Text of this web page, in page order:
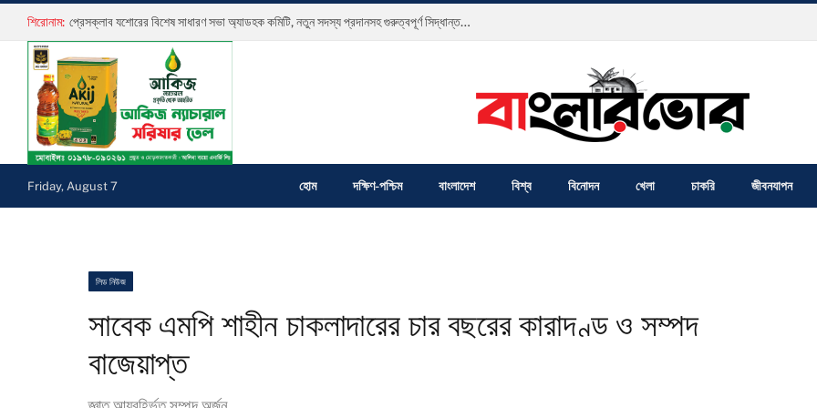
শিরোনাম: প্রেসক্লাব যশোরের বিশেষ সাধারণ সভা অ্যাডহক কমিটি, নতুন সদস্য প্রদানসহ গুরুত্বপূর্ণ সিদ্ধান্ত গৃহীত
Friday, August 7 হোম দক্ষিণ-পশ্চিম বাংলাদেশ বিশ্ব বিনোদন খেলা চাকরি জীবনযাপন
লিড নিউজ
সাবেক এমপি শাহীন চাকলাদারের চার বছরের কারাদণ্ড ও সম্পদ
বাজেয়াপ্ত